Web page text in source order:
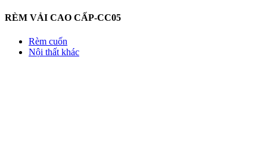
RÈM VẢI CAO CẤP-CC05
Rèm cuốn
Nội thất khác